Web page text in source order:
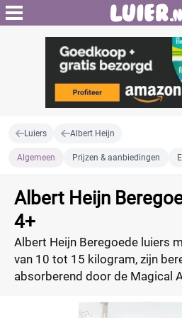
Luiers Albert Heijn
Algemeen Prijzen & aanbiedingen
Albert Heijn
4+
Albert Heijn Beregoede luiers
van 10 tot 15 kilogram, zijn
absorberend door de Magical
verdeling van het vocht